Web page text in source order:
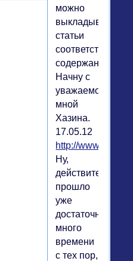
можно
выкладывать
статьи
содержания.
Начну с
уважаемого
мной
Хазина.
17.05.12
http://
Ну,
действительно,
прошло
уже
достаточно
много
времени
с тех пор,